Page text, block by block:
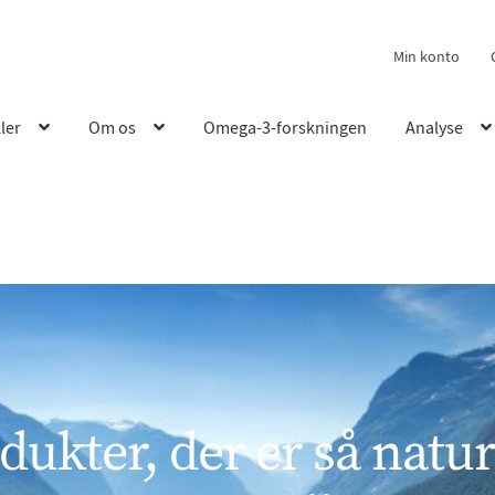
Min konto
Om os Omega-3-forskningen Analyse
der er så